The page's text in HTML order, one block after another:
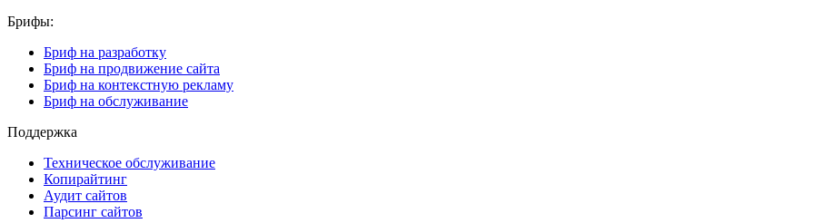
Брифы:
Бриф на разработку
Бриф на продвижение сайта
Бриф на контекстную рекламу
Бриф на обслуживание
Поддержка
Техническое обслуживание
Копирайтинг
Аудит сайтов
Парсинг сайтов